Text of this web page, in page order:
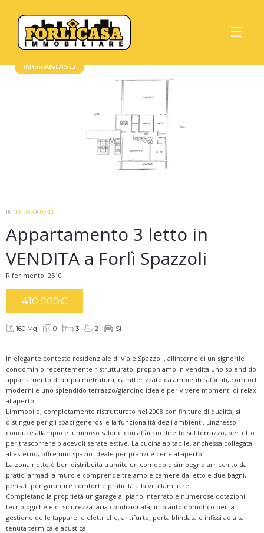
☰
Home Immobili in vendita Rif 2510
INGRANDISCI
IN VENDITAAFORLÌ
Appartamento 3 letto in
VENDITA a Forlì Spazzoli
Riferimento: 2510
410.000€
160 Mq 0 3 2 Si
In elegante contesto residenziale di Viale Spazzoli, allinterno di un signorile
condominio recentemente ristrutturato, proponiamo in vendita uno splendido
appartamento di ampia metratura, caratterizzato da ambienti raffinati, comfort
moderni e uno splendido terrazzo/giardino ideale per vivere momenti di relax
allaperto.
Limmobile, completamente ristrutturato nel 2008 con finiture di qualità, si
distingue per gli spazi generosi e la funzionalità degli ambienti. Lingresso
conduce allampio e luminoso salone con affaccio diretto sul terrazzo, perfetto
per trascorrere piacevoli serate estive. La cucina abitabile, anchessa collegata
allesterno, offre uno spazio ideale per pranzi e cene allaperto.
La zona notte è ben distribuita tramite un comodo disimpegno arricchito da
pratici armadi a muro e comprende tre ampie camere da letto e due bagni,
pensati per garantire comfort e praticità alla vita familiare.
Completano la proprietà un garage al piano interrato e numerose dotazioni
tecnologiche e di sicurezza: aria condizionata, impianto domotico per la
gestione delle tapparelle elettriche, antifurto, porta blindata e infissi ad alta
tenuta termica e acustica.